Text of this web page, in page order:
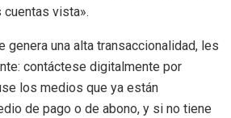
vista».
genera una alta transaccionalidad, les
contáctese digitalmente por
los medios que ya están
de pago o de abono, y si no tiene